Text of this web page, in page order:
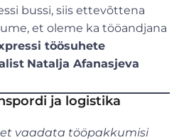
bussi, siis ettevõttena
et oleme ka tööandjana
töösuhete
Natalja Afanasjeva
ja logistika
vaadata tööpakkumisi